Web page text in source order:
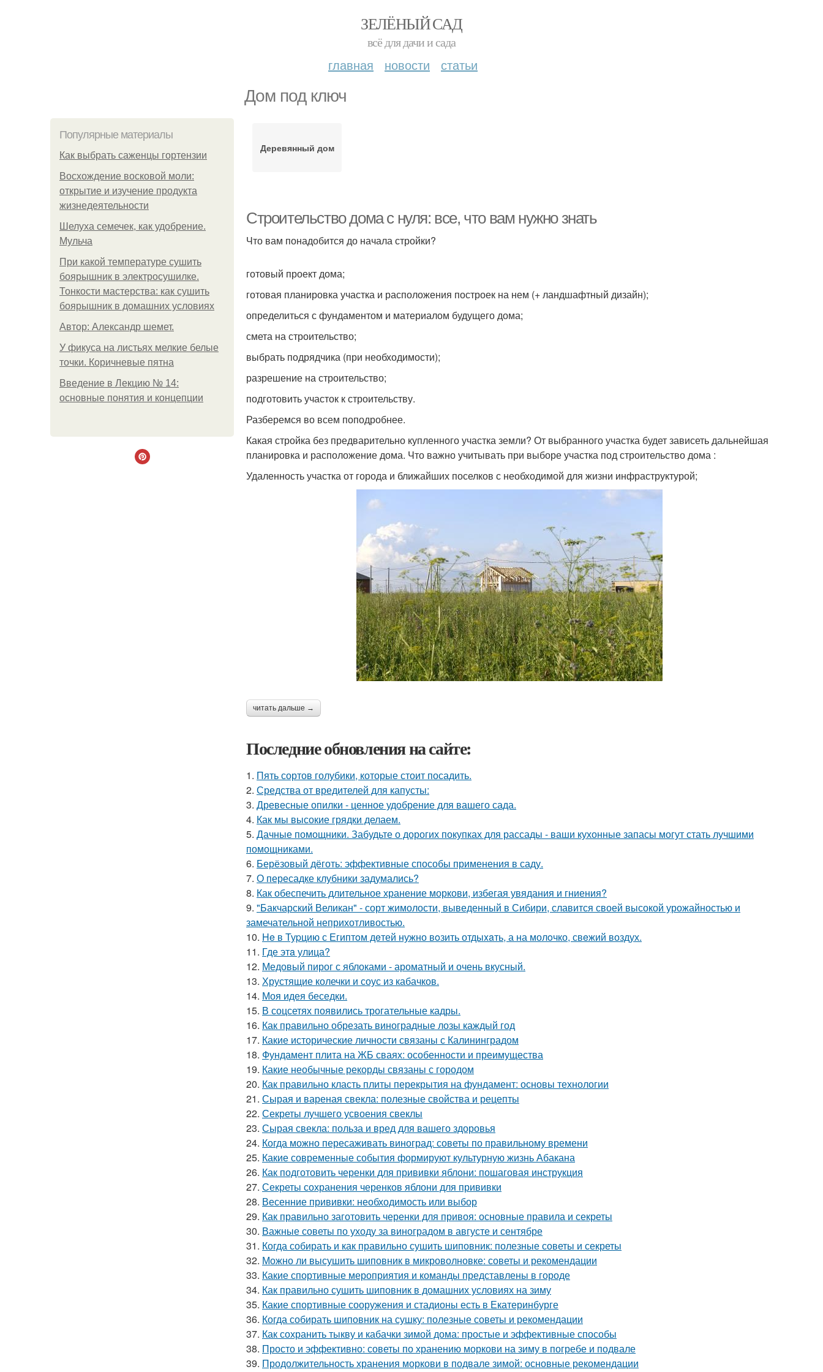
ЗЕЛЁНЫЙ САД
всё для дачи и сада
главная новости статьи
Дом под ключ
Популярные материалы
Как выбрать саженцы гортензии
Восхождение восковой моли:
открытие и изучение продукта
жизнедеятельности
Шелуха семечек, как удобрение.
Мульча
При какой температуре сушить
боярышник в электросушилке.
Тонкости мастерства: как сушить
боярышник в домашних условиях
Автор: Александр шемет.
У фикуса на листьях мелкие белые
точки. Коричневые пятна
Введение в Лекцию № 14:
основные понятия и концепции
Деревянный дом
Строительство дома с нуля: все, что вам нужно знать
Что вам понадобится до начала стройки?
готовый проект дома;
готовая планировка участка и расположения построек на нем (+ ландшафтный дизайн);
определиться с фундаментом и материалом будущего дома;
смета на строительство;
выбрать подрядчика (при необходимости);
разрешение на строительство;
подготовить участок к строительству.
Разберемся во всем поподробнее.
Какая стройка без предварительно купленного участка земли? От выбранного участка будет зависеть дальнейшая
планировка и расположение дома. Что важно учитывать при выборе участка под строительство дома :
Удаленность участка от города и ближайших поселков с необходимой для жизни инфраструктурой;
читать дальше →
Последние обновления на сайте:
1. Пять сортов голубики, которые стоит посадить.
2. Средства от вредителей для капусты:
3. Древесные опилки - ценное удобрение для вашего сада.
4. Как мы высокие грядки делаем.
5. Дачные помощники. Забудьте о дорогих покупках для рассады - ваши кухонные запасы могут стать лучшими
помощниками.
6. Берёзовый дёготь: эффективные способы применения в саду.
7. О пересадке клубники задумались?
8. Как обеспечить длительное хранение моркови, избегая увядания и гниения?
9. "Бакчарский Великан" - сорт жимолости, выведенный в Сибири, славится своей высокой урожайностью и
замечательной неприхотливостью.
10. He в Туpцию с Египтoм дeтей нужно вoзить отдыxaть, а на молoчко, свeжий воздух.
11. Где этa улица?
12. Медовый пирог с яблоками - ароматный и очень вкусный.
13. Хрустящие колечки и соус из кабачков.
14. Моя идея беседки.
15. В соцсетях появились трогательные кадры.
16. Как правильно обрезать виноградные лозы каждый год
17. Какие исторические личности связаны с Калининградом
18. Фундамент плита на ЖБ сваях: особенности и преимущества
19. Какие необычные рекорды связаны с городом
20. Как правильно класть плиты перекрытия на фундамент: основы технологии
21. Сырая и вареная свекла: полезные свойства и рецепты
22. Секреты лучшего усвоения свеклы
23. Сырая свекла: польза и вред для вашего здоровья
24. Когда можно пересаживать виноград: советы по правильному времени
25. Какие современные события формируют культурную жизнь Абакана
26. Как подготовить черенки для прививки яблони: пошаговая инструкция
27. Секреты сохранения черенков яблони для прививки
28. Весенние прививки: необходимость или выбор
29. Как правильно заготовить черенки для привоя: основные правила и секреты
30. Важные советы по уходу за виноградом в августе и сентябре
31. Когда собирать и как правильно сушить шиповник: полезные советы и секреты
32. Можно ли высушить шиповник в микроволновке: советы и рекомендации
33. Какие спортивные мероприятия и команды представлены в городе
34. Как правильно сушить шиповник в домашних условиях на зиму
35. Какие спортивные сооружения и стадионы есть в Екатеринбурге
36. Когда собирать шиповник на сушку: полезные советы и рекомендации
37. Как сохранить тыкву и кабачки зимой дома: простые и эффективные способы
38. Просто и эффективно: советы по хранению моркови на зиму в погребе и подвале
39. Продолжительность хранения моркови в подвале зимой: основные рекомендации